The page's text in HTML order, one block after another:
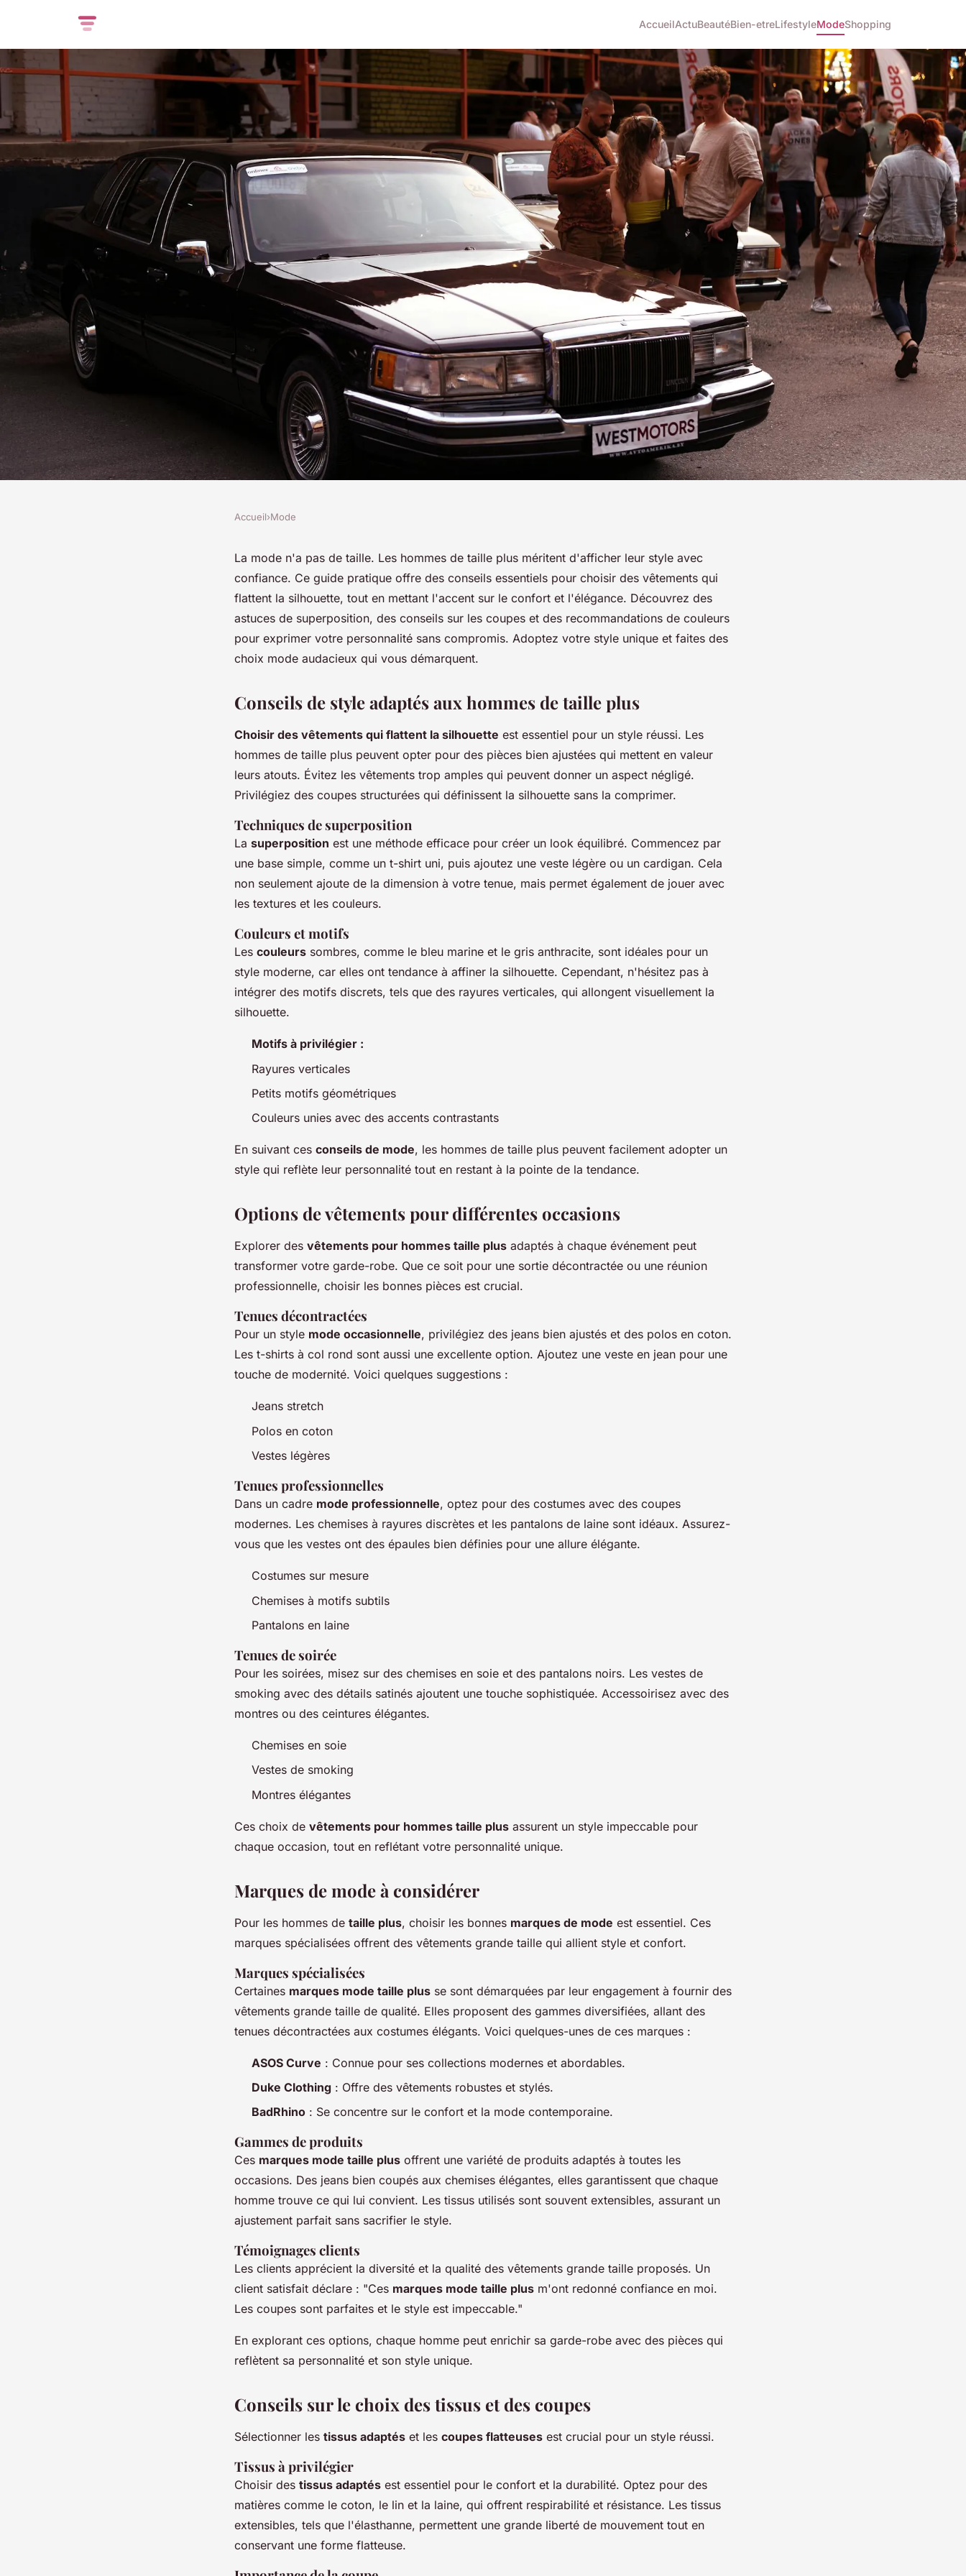
AccueilActuBeautéBien-etreLifestyleModeShopping
Conseils de mode pour les hommes de
7 min de lecture
Accueil›Mode
La mode n'a pas de taille. Les hommes de taille plus méritent d'afficher leur style avec
confiance. Ce guide pratique offre des conseils essentiels pour choisir des vêtements qui
flattent la silhouette, tout en mettant l'accent sur le confort et l'élégance. Découvrez des
astuces de superposition, des conseils sur les coupes et des recommandations de couleurs
pour exprimer votre personnalité sans compromis. Adoptez votre style unique et faites des
choix mode audacieux qui vous démarquent.
Conseils de style adaptés aux hommes de taille plus
Choisir des vêtements qui flattent la silhouette est essentiel pour un style réussi. Les
hommes de taille plus peuvent opter pour des pièces bien ajustées qui mettent en valeur
leurs atouts. Évitez les vêtements trop amples qui peuvent donner un aspect négligé.
Privilégiez des coupes structurées qui définissent la silhouette sans la comprimer.
Techniques de superposition
La superposition est une méthode efficace pour créer un look équilibré. Commencez par
une base simple, comme un t-shirt uni, puis ajoutez une veste légère ou un cardigan. Cela
non seulement ajoute de la dimension à votre tenue, mais permet également de jouer avec
les textures et les couleurs.
Couleurs et motifs
Les couleurs sombres, comme le bleu marine et le gris anthracite, sont idéales pour un
style moderne, car elles ont tendance à affiner la silhouette. Cependant, n'hésitez pas à
intégrer des motifs discrets, tels que des rayures verticales, qui allongent visuellement la
silhouette.
Motifs à privilégier :
Rayures verticales
Petits motifs géométriques
Couleurs unies avec des accents contrastants
En suivant ces conseils de mode, les hommes de taille plus peuvent facilement adopter un
style qui reflète leur personnalité tout en restant à la pointe de la tendance.
Options de vêtements pour différentes occasions
Explorer des vêtements pour hommes taille plus adaptés à chaque événement peut
transformer votre garde-robe. Que ce soit pour une sortie décontractée ou une réunion
professionnelle, choisir les bonnes pièces est crucial.
Tenues décontractées
Pour un style mode occasionnelle, privilégiez des jeans bien ajustés et des polos en coton.
Les t-shirts à col rond sont aussi une excellente option. Ajoutez une veste en jean pour une
touche de modernité. Voici quelques suggestions :
Jeans stretch
Polos en coton
Vestes légères
Tenues professionnelles
Dans un cadre mode professionnelle, optez pour des costumes avec des coupes
modernes. Les chemises à rayures discrètes et les pantalons de laine sont idéaux. Assurez-
vous que les vestes ont des épaules bien définies pour une allure élégante.
Costumes sur mesure
Chemises à motifs subtils
Pantalons en laine
Tenues de soirée
Pour les soirées, misez sur des chemises en soie et des pantalons noirs. Les vestes de
smoking avec des détails satinés ajoutent une touche sophistiquée. Accessoirisez avec des
montres ou des ceintures élégantes.
Chemises en soie
Vestes de smoking
Montres élégantes
Ces choix de vêtements pour hommes taille plus assurent un style impeccable pour
chaque occasion, tout en reflétant votre personnalité unique.
Marques de mode à considérer
Pour les hommes de taille plus, choisir les bonnes marques de mode est essentiel. Ces
marques spécialisées offrent des vêtements grande taille qui allient style et confort.
Marques spécialisées
Certaines marques mode taille plus se sont démarquées par leur engagement à fournir des
vêtements grande taille de qualité. Elles proposent des gammes diversifiées, allant des
tenues décontractées aux costumes élégants. Voici quelques-unes de ces marques :
ASOS Curve : Connue pour ses collections modernes et abordables.
Duke Clothing : Offre des vêtements robustes et stylés.
BadRhino : Se concentre sur le confort et la mode contemporaine.
Gammes de produits
Ces marques mode taille plus offrent une variété de produits adaptés à toutes les
occasions. Des jeans bien coupés aux chemises élégantes, elles garantissent que chaque
homme trouve ce qui lui convient. Les tissus utilisés sont souvent extensibles, assurant un
ajustement parfait sans sacrifier le style.
Témoignages clients
Les clients apprécient la diversité et la qualité des vêtements grande taille proposés. Un
client satisfait déclare : "Ces marques mode taille plus m'ont redonné confiance en moi.
Les coupes sont parfaites et le style est impeccable."
En explorant ces options, chaque homme peut enrichir sa garde-robe avec des pièces qui
reflètent sa personnalité et son style unique.
Conseils sur le choix des tissus et des coupes
Sélectionner les tissus adaptés et les coupes flatteuses est crucial pour un style réussi.
Tissus à privilégier
Choisir des tissus adaptés est essentiel pour le confort et la durabilité. Optez pour des
matières comme le coton, le lin et la laine, qui offrent respirabilité et résistance. Les tissus
extensibles, tels que l'élasthanne, permettent une grande liberté de mouvement tout en
conservant une forme flatteuse.